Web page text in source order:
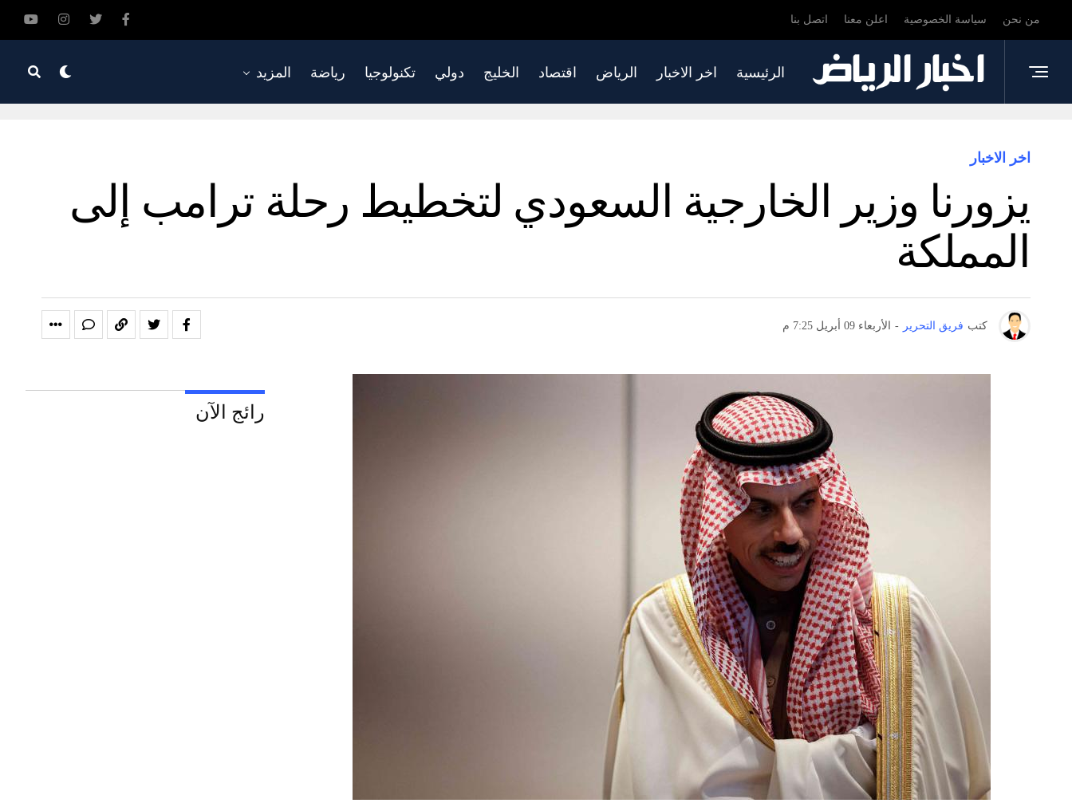
من نحن سياسة الخصوصية اعلن معنا اتصل بنا
الرئيسية اخر الاخبار الرياض اقتصاد الخليج دولي تكنولوجيا رياضة المزيد
اخر الاخبار
يزورنا وزير الخارجية السعودي لتخطيط رحلة ترامب إلى
المملكة
كتب فريق التحرير - الأربعاء 09 أبريل 7:25 م
رائج الآن